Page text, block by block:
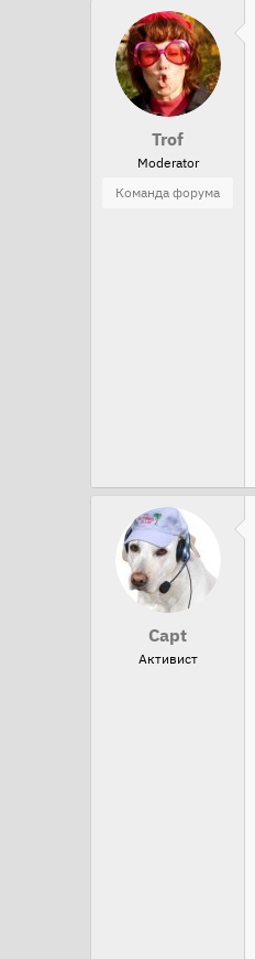
Trof
Moderator
Команда форума
Capt
Активист